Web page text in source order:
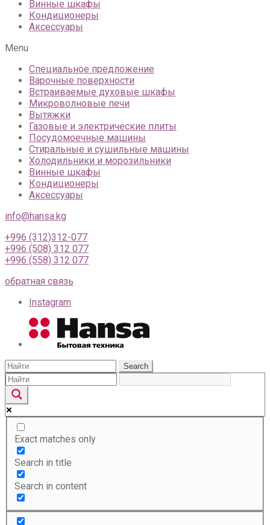
Винные шкафы
Кондиционеры
Аксессуары
Menu
Специальное предложение
Варочные поверхности
Встраиваемые духовые шкафы
Микроволновые печи
Вытяжки
Газовые и электрические плиты
Посудомоечные машины
Стиральные и сушильные машины
Холодильники и морозильники
Винные шкафы
Кондиционеры
Аксессуары
info@hansa.kg
+996 (312)312-077
+996 (508) 312 077
+996 (558) 312 077
обратная связь
Instagram
Search
Exact matches only
Search in title
Search in content